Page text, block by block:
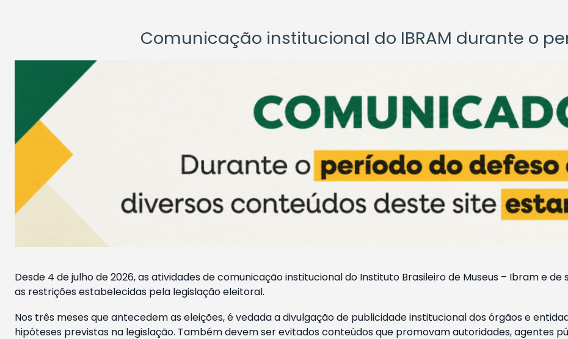
Comunicação institucional do IBRAM durante o
Desde 4 de julho de 2026, as atividades de comunicação institucional do Instituto Brasileiro de Museus – Ibram e
as restrições estabelecidas pela legislação eleitoral.
Nos três meses que antecedem as eleições, é vedada a divulgação de publicidade institucional dos órgãos e
hipóteses previstas na legislação. Também devem ser evitados conteúdos que promovam autoridades, agentes